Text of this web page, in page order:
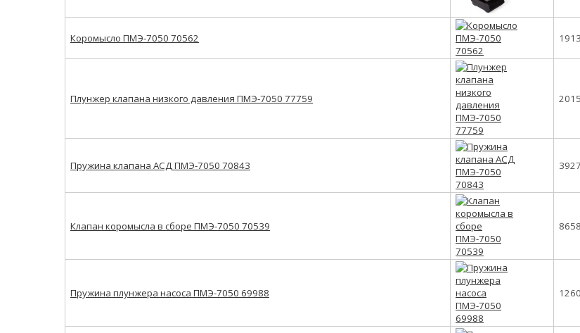
Коромысло ПМЭ-7050 70562
Плунжер клапана низкого давления ПМЭ-7050 77759
Пружина клапана АСД ПМЭ-7050 70843
Клапан коромысла в сборе ПМЭ-7050 70539
Пружина плунжера насоса ПМЭ-7050 69988